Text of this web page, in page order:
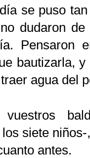
se puso
dudaron
Pensaron
bautizarla,
agua del
vuestros
siete
antes.